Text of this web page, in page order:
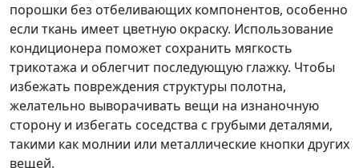
порошки без отбеливающих компонентов, особенно
если ткань имеет цветную окраску. Использование
кондиционера поможет сохранить мягкость
трикотажа и облегчит последующую глажку. Чтобы
избежать повреждения структуры полотна,
желательно выворачивать вещи на изнаночную
сторону и избегать соседства с грубыми деталями,
такими как молнии или металлические кнопки других
вещей.